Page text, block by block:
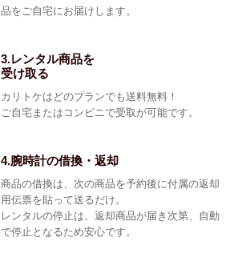
品をご自宅にお届けします。
3.レンタル商品を
受け取る
カリトケはどのプランでも送料無料！
ご自宅またはコンビニで受取が可能です。
4.腕時計の借換・返却
商品の借換は、次の商品を予約後に付属の返却
用伝票を貼って送るだけ。
レンタルの停止は、返却商品が届き次第、自動
で停止となるため安心です。